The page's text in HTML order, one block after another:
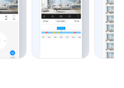
锁定异常目标，并录制视频
侦测与声音报警，侦测到异
场警报响起并即时推送异常